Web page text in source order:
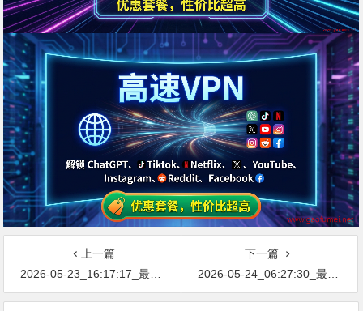
上一篇
2026-05-23_16:17:17_最新网络节点地址免费分享…不定期更新…开放免费分享（网络免费节点香港|日本|韩国|新加坡|台湾|马来西亚|…
下一篇
2026-05-24_06:27:30_最新网络节点地址免费分享…不定期更新…开放免费分享（网络免费节点香港|日本|韩国|新加坡|台湾|马来西亚|…